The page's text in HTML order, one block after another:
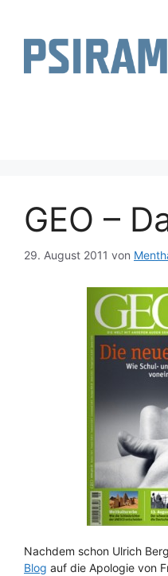
springen
GEO –
29. August 2011 von
Nachdem schon Ulrich
Blog auf die Apologie von